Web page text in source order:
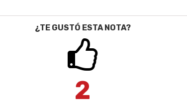
¿TE GUSTÓ ESTA NOTA?
2